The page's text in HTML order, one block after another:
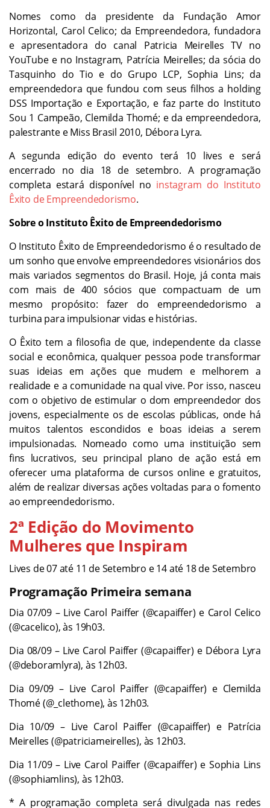
Nomes como da presidente da Fundação Amor
Horizontal, Carol Celico; da Empreendedora, fundadora
e apresentadora do canal Patricia Meirelles TV no
YouTube e no Instagram, Patrícia Meirelles; da sócia do
Tasquinho do Tio e do Grupo LCP, Sophia Lins; da
empreendedora que fundou com seus filhos a holding
DSS Importação e Exportação, e faz parte do Instituto
Sou 1 Campeão, Clemilda Thomé; e da empreendedora,
palestrante e Miss Brasil 2010, Débora Lyra.
A segunda edição do evento terá 10 lives e será
encerrado no dia 18 de setembro. A programação
completa estará disponível no instagram do Instituto
Êxito de Empreendedorismo.
Sobre o Instituto Êxito de Empreendedorismo
O Instituto Êxito de Empreendedorismo é o resultado de
um sonho que envolve empreendedores visionários dos
mais variados segmentos do Brasil. Hoje, já conta mais
com mais de 400 sócios que compactuam de um
mesmo propósito: fazer do empreendedorismo a
turbina para impulsionar vidas e histórias.
O Êxito tem a filosofia de que, independente da classe
social e econômica, qualquer pessoa pode transformar
suas ideias em ações que mudem e melhorem a
realidade e a comunidade na qual vive. Por isso, nasceu
com o objetivo de estimular o dom empreendedor dos
jovens, especialmente os de escolas públicas, onde há
muitos talentos escondidos e boas ideias a serem
impulsionadas. Nomeado como uma instituição sem
fins lucrativos, seu principal plano de ação está em
oferecer uma plataforma de cursos online e gratuitos,
além de realizar diversas ações voltadas para o fomento
ao empreendedorismo.
2ª Edição do Movimento
Mulheres que Inspiram
Lives de 07 até 11 de Setembro e 14 até 18 de Setembro
Programação Primeira semana
Dia 07/09 – Live Carol Paiffer (@capaiffer) e Carol Celico
(@cacelico), às 19h03.
Dia 08/09 – Live Carol Paiffer (@capaiffer) e Débora Lyra
(@deboramlyra), às 12h03.
Dia 09/09 – Live Carol Paiffer (@capaiffer) e Clemilda
Thomé (@_clethome), às 12h03.
Dia 10/09 – Live Carol Paiffer (@capaiffer) e Patrícia
Meirelles (@patriciameirelles), às 12h03.
Dia 11/09 – Live Carol Paiffer (@capaiffer) e Sophia Lins
(@sophiamlins), às 12h03.
* A programação completa será divulgada nas redes